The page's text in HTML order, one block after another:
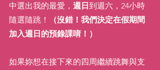
中選出我的最愛， 週日到週六，24小時
隨選隨跳！
（沒錯！我們決定在假期間
加入週日的預錄課唷！）
如果妳想在接下來的四周繼續跳舞與支